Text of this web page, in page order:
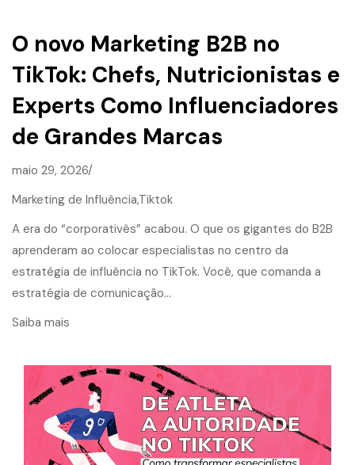
O novo Marketing B2B no
TikTok: Chefs, Nutricionistas e
Experts Como Influenciadores
de Grandes Marcas
maio 29, 2026/
Marketing de Influência,Tiktok
A era do “corporativês” acabou. O que os gigantes do B2B
aprenderam ao colocar especialistas no centro da
estratégia de influência no TikTok. Você, que comanda a
estratégia de comunicação…
Saiba mais